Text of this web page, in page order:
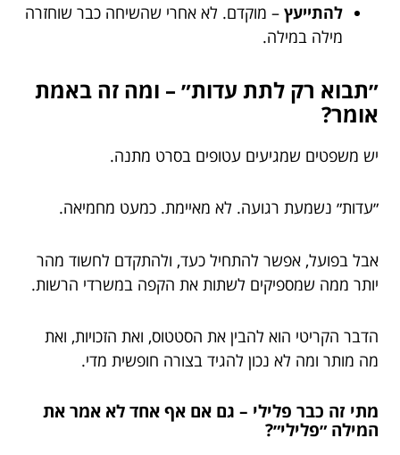
להתייעץ – מוקדם. לא אחרי שהשיחה כבר שוחזרה
מילה במילה.
״תבוא רק לתת עדות״ – ומה זה באמת
אומר?
יש משפטים שמגיעים עטופים בסרט מתנה.
״עדות״ נשמעת רגועה. לא מאיימת. כמעט מחמיאה.
אבל בפועל, אפשר להתחיל כעד, ולהתקדם לחשוד מהר
יותר ממה שמספיקים לשתות את הקפה במשרדי הרשות.
הדבר הקריטי הוא להבין את הסטטוס, ואת הזכויות, ואת
מה מותר ומה לא נכון להגיד בצורה חופשית מדי.
מתי זה כבר פלילי – גם אם אף אחד לא אמר את
המילה ״פלילי״?